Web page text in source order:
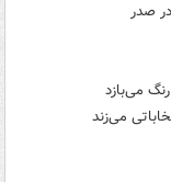
صدر
می‌بازد
می‌زند